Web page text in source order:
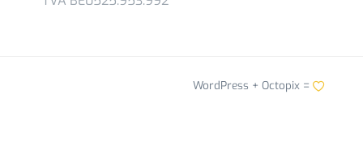
WordPress + Octopix=